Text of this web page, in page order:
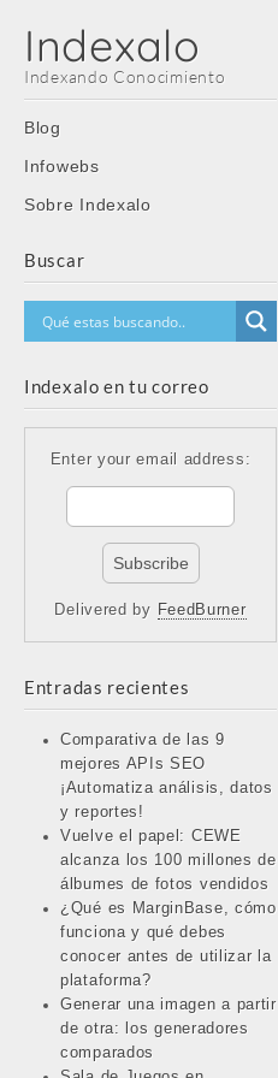
Indexalo
Indexando Conocimiento
Main
menu
Skip
content
Blog
Infowebs
Sobre Indexalo
Buscar
Indexalo en tu correo
Enter your email address:
Delivered by FeedBurner
Entradas recientes
Comparativa de las 9
mejores APIs SEO
¡Automatiza análisis, datos
y reportes!
Vuelve el papel: CEWE
alcanza los 100 millones de
álbumes de fotos vendidos
¿Qué es MarginBase, cómo
funciona y qué debes
conocer antes de utilizar la
plataforma?
Generar una imagen a partir
de otra: los generadores
comparados